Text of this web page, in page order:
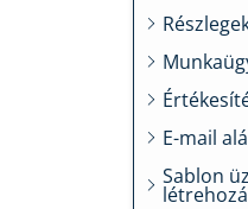
E-mail
Sablon